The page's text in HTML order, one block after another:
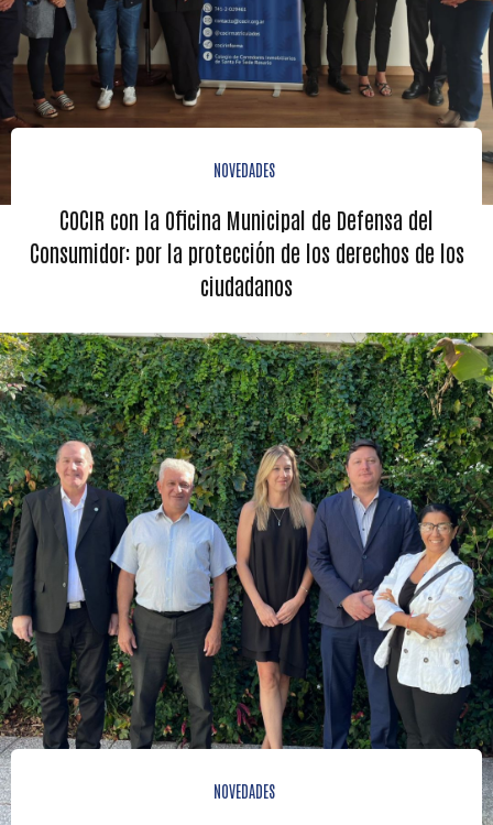
NOVEDADES
COCIR con la Oficina Municipal de Defensa del
Consumidor: por la protección de los derechos de los
ciudadanos
NOVEDADES